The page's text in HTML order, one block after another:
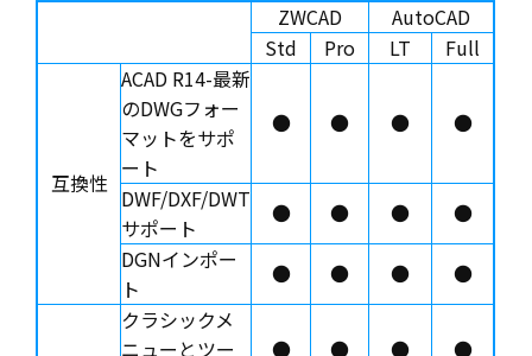
ZWCAD
AutoCAD
Std
Pro LT Full
互換性
ACAD R14-最新
のDWGフォー
マットをサポ
ート
● ● ● ●
DWF/DXF/DWT
サポート
● ● ●
●
DGNインポー
ト
● ● ● ●
クラシックメ
ニューとツー
● ● ● ●